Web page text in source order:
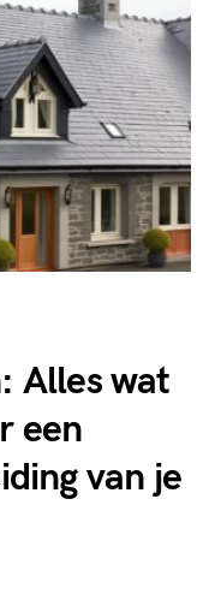
Alles wat
een
van je